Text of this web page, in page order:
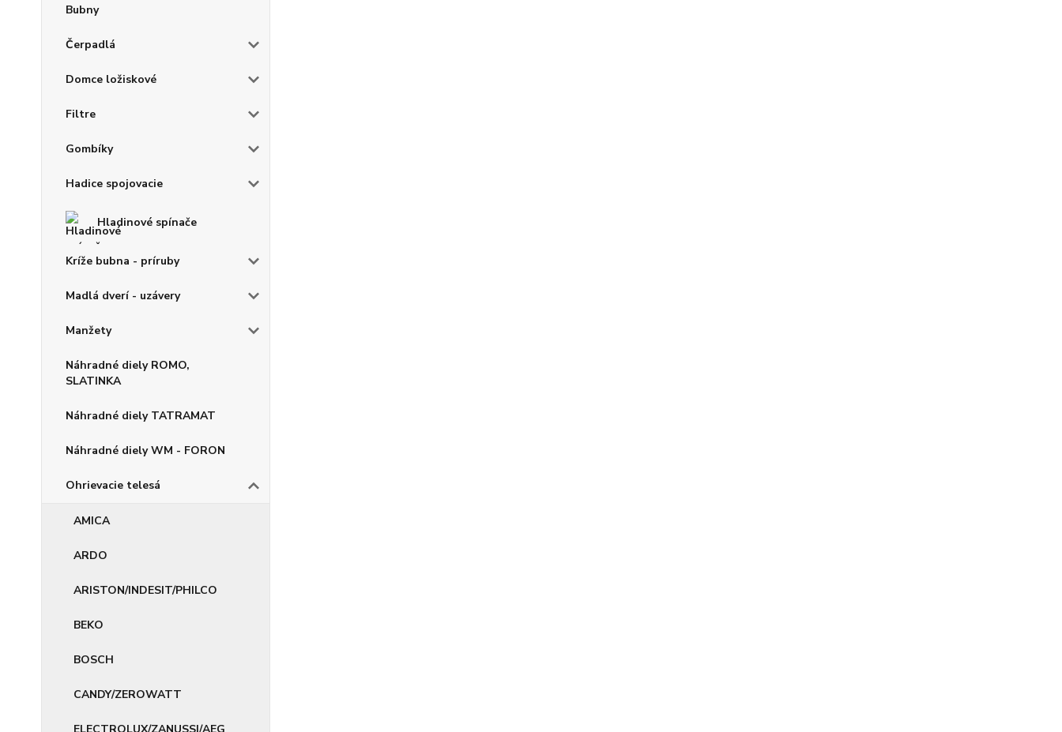
Bubny
Čerpadlá
Domce ložiskové
Filtre
Gombíky
Hadice spojovacie
Hladinové spínače
Kríže bubna - príruby
Madlá dverí - uzávery
Manžety
Náhradné diely ROMO,
SLATINKA
Náhradné diely TATRAMAT
Náhradné diely WM - FORON
Ohrievacie telesá
AMICA
ARDO
ARISTON/INDESIT/PHILCO
BEKO
BOSCH
CANDY/ZEROWATT